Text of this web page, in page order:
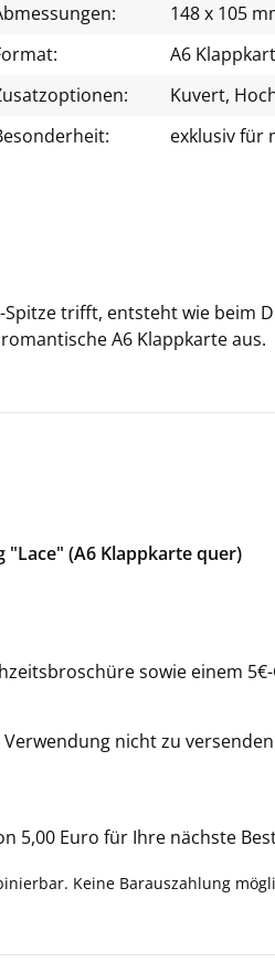
148 x 105
A6
Kuvert,
exklusiv für
trifft, ent­steht wie beim
A6 Klapp­kar­te aus.
(A6 Klappkarte quer)
sowie einem
nicht zu
5,00 Euro für Ihre nächste
Keine Barauszahlung